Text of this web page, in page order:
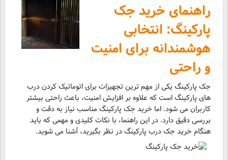
راهنمای خرید جک
پارکینگ: انتخابی
هوشمندانه برای امنیت
و راحتی
جک پارکینگ یکی از مهم ترین تجهیزات برای اتوماتیک کردن درب
های پارکینگ است که علاوه بر افزایش امنیت، باعث راحتی بیشتر
کاربران می شود. اما خرید جک پارکینگ مناسب نیاز به دقت و
بررسی دقیق دارد. در این راهنما، با نکات کلیدی و مهمی که باید
هنگام خرید جک درب پارکینگ در نظر بگیرید، آشنا می شوید.